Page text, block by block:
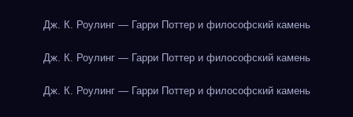
Дж. К. Роулинг — Гарри Поттер и философский камень
Дж. К. Роулинг — Гарри Поттер и философский камень
Дж. К. Роулинг — Гарри Поттер и философский камень